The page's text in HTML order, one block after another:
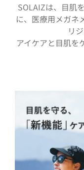
SOLAIZは、目肌
に、医療用メガネ
リ
アイケアと目肌を